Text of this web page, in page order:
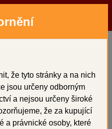
Přihlásit
že tyto stránky a na nich
jsou určeny odborným
a nejsou určeny široké
že za kupující
a právnické osoby, které